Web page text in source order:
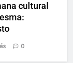
cultural
0